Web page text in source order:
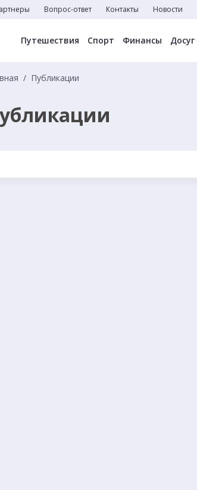
Вопрос-ответ Контакты Новости
Путешествия Спорт Финансы Досуг
Публикации